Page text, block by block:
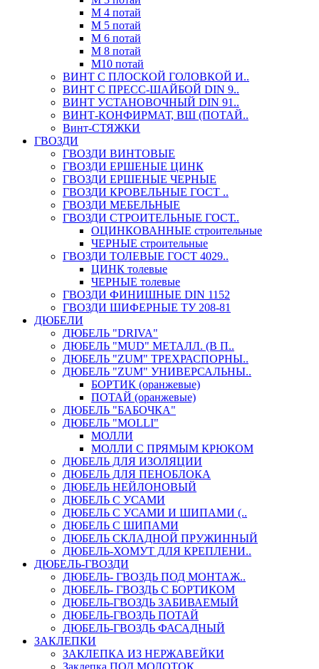
М 4 потай
М 5 потай
М 6 потай
М 8 потай
М10 потай
ВИНТ С ПЛОСКОЙ ГОЛОВКОЙ И..
ВИНТ С ПРЕСС-ШАЙБОЙ DIN 9..
ВИНТ УСТАНОВОЧНЫЙ DIN 91..
ВИНТ-КОНФИРМАТ, ВШ (ПОТАЙ..
Винт-СТЯЖКИ
ГВОЗДИ
ГВОЗДИ ВИНТОВЫЕ
ГВОЗДИ ЕРШЕНЫЕ ЦИНК
ГВОЗДИ ЕРШЕНЫЕ ЧЕРНЫЕ
ГВОЗДИ КРОВЕЛЬНЫЕ ГОСТ ..
ГВОЗДИ МЕБЕЛЬНЫЕ
ГВОЗДИ СТРОИТЕЛЬНЫЕ ГОСТ..
ОЦИНКОВАННЫЕ строительные
ЧЕРНЫЕ строительные
ГВОЗДИ ТОЛЕВЫЕ ГОСТ 4029..
ЦИНК толевые
ЧЕРНЫЕ толевые
ГВОЗДИ ФИНИШНЫЕ DIN 1152
ГВОЗДИ ШИФЕРНЫЕ ТУ 208-81
ДЮБЕЛИ
ДЮБЕЛЬ "DRIVA"
ДЮБЕЛЬ "MUD" МЕТАЛЛ. (В П..
ДЮБЕЛЬ "ZUM" ТРЕХРАСПОРНЫ..
ДЮБЕЛЬ "ZUM" УНИВЕРСАЛЬНЫ..
БОРТИК (оранжевые)
ПОТАЙ (оранжевые)
ДЮБЕЛЬ "БАБОЧКА"
ДЮБЕЛЬ "МOLLI"
МОЛЛИ
МОЛЛИ С ПРЯМЫМ КРЮКОМ
ДЮБЕЛЬ ДЛЯ ИЗОЛЯЦИИ
ДЮБЕЛЬ ДЛЯ ПЕНОБЛОКА
ДЮБЕЛЬ НЕЙЛОНОВЫЙ
ДЮБЕЛЬ С УСАМИ
ДЮБЕЛЬ С УСАМИ И ШИПАМИ (..
ДЮБЕЛЬ С ШИПАМИ
ДЮБЕЛЬ СКЛАДНОЙ ПРУЖИННЫЙ
ДЮБЕЛЬ-ХОМУТ ДЛЯ КРЕПЛЕНИ..
ДЮБЕЛЬ-ГВОЗДИ
ДЮБЕЛЬ- ГВОЗДЬ ПОД МОНТАЖ..
ДЮБЕЛЬ- ГВОЗДЬ С БОРТИКОМ
ДЮБЕЛЬ-ГВОЗДЬ ЗАБИВАЕМЫЙ
ДЮБЕЛЬ-ГВОЗДЬ ПОТАЙ
ДЮБЕЛЬ-ГВОЗДЬ ФАСАДНЫЙ
ЗАКЛЕПКИ
ЗАКЛЕПКА ИЗ НЕРЖАВЕЙКИ
Заклепка ПОД МОЛОТОК